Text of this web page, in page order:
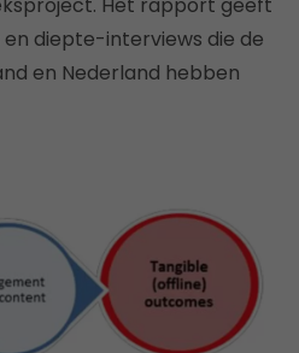
diepte-interviews die de
en Nederland hebben